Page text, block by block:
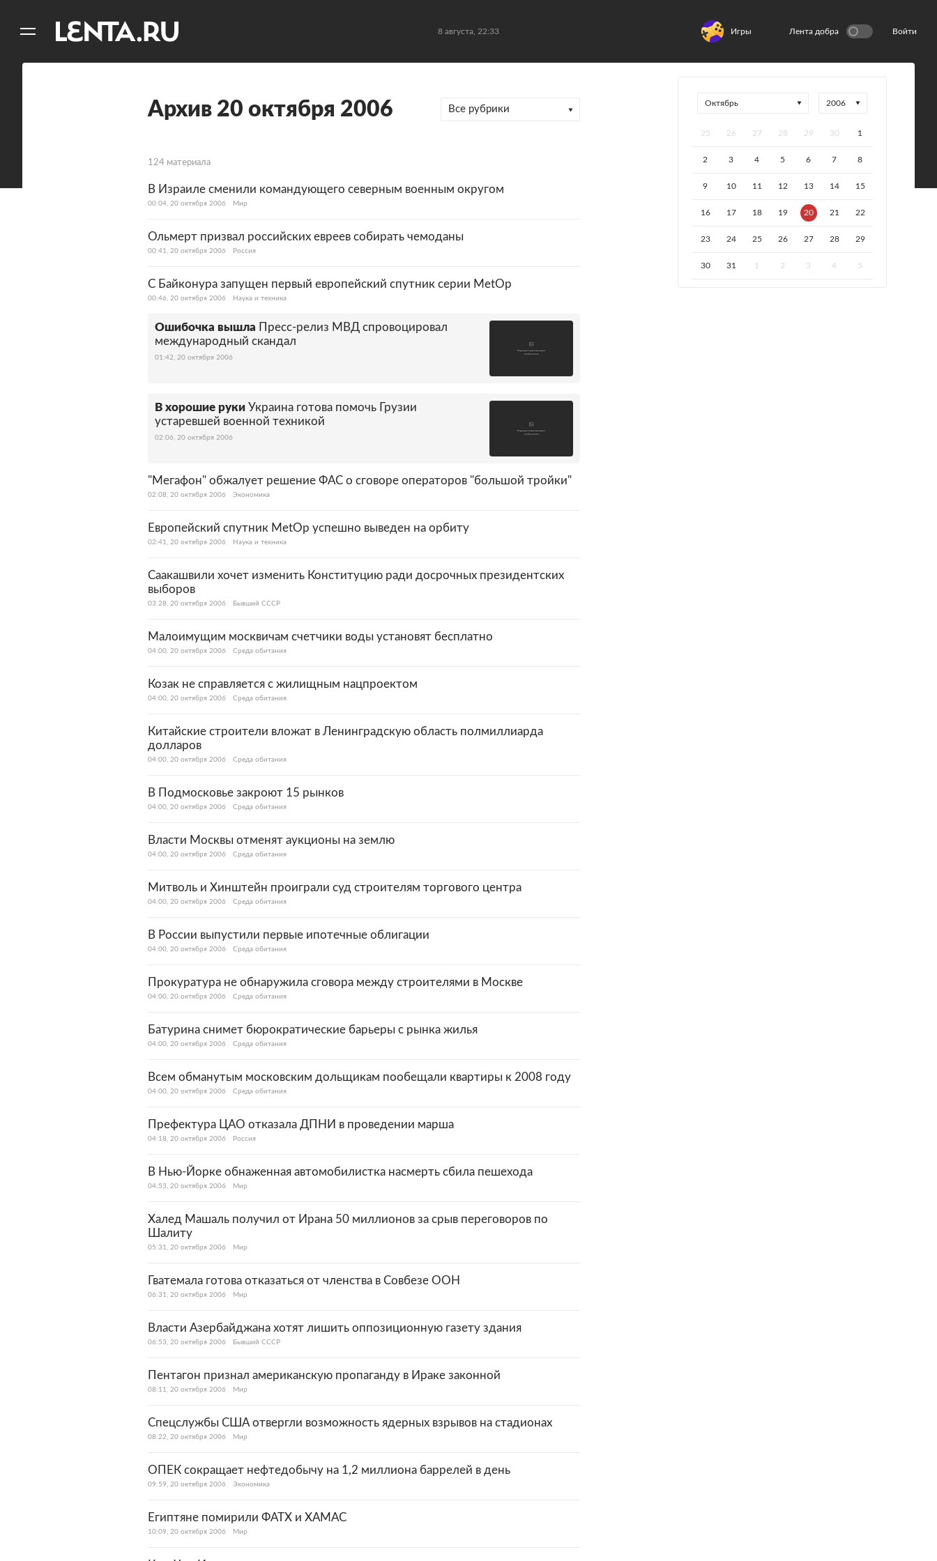
8 августа, 22:33 Игры Лента добра Войти
Архив 20 октября 2006 Все рубрики
124 материала
В Израиле сменили командующего северным военным округом
00:04, 20 октября 2006 Мир
Ольмерт призвал российских евреев собирать чемоданы
00:41, 20 октября 2006 Россия
С Байконура запущен первый европейский спутник серии MetOp
00:46, 20 октября 2006 Наука и техника
Ошибочка вышла Пресс-релиз МВД спровоцировал
международный скандал
01:42, 20 октября 2006
В хорошие руки Украина готова помочь Грузии
устаревшей военной техникой
02:06, 20 октября 2006
"Мегафон" обжалует решение ФАС о сговоре операторов "большой тройки"
02:08, 20 октября 2006 Экономика
Европейский спутник MetOp успешно выведен на орбиту
02:41, 20 октября 2006 Наука и техника
Саакашвили хочет изменить Конституцию ради досрочных президентских
выборов
03:28, 20 октября 2006 Бывший СССР
Малоимущим москвичам счетчики воды установят бесплатно
04:00, 20 октября 2006 Среда обитания
Козак не справляется с жилищным нацпроектом
04:00, 20 октября 2006 Среда обитания
Китайские строители вложат в Ленинградскую область полмиллиарда
долларов
04:00, 20 октября 2006 Среда обитания
В Подмосковье закроют 15 рынков
04:00, 20 октября 2006 Среда обитания
Власти Москвы отменят аукционы на землю
04:00, 20 октября 2006 Среда обитания
Митволь и Хинштейн проиграли суд строителям торгового центра
04:00, 20 октября 2006 Среда обитания
В России выпустили первые ипотечные облигации
04:00, 20 октября 2006 Среда обитания
Прокуратура не обнаружила сговора между строителями в Москве
04:00, 20 октября 2006 Среда обитания
Батурина снимет бюрократические барьеры с рынка жилья
04:00, 20 октября 2006 Среда обитания
Всем обманутым московским дольщикам пообещали квартиры к 2008 году
04:00, 20 октября 2006 Среда обитания
Префектура ЦАО отказала ДПНИ в проведении марша
04:18, 20 октября 2006 Россия
В Нью-Йорке обнаженная автомобилистка насмерть сбила пешехода
04:53, 20 октября 2006 Мир
Халед Машаль получил от Ирана 50 миллионов за срыв переговоров по
Шалиту
05:31, 20 октября 2006 Мир
Гватемала готова отказаться от членства в Совбезе ООН
06:31, 20 октября 2006 Мир
Власти Азербайджана хотят лишить оппозиционную газету здания
06:53, 20 октября 2006 Бывший СССР
Пентагон признал американскую пропаганду в Ираке законной
08:11, 20 октября 2006 Мир
Спецслужбы США отвергли возможность ядерных взрывов на стадионах
08:22, 20 октября 2006 Мир
ОПЕК сокращает нефтедобычу на 1,2 миллиона баррелей в день
09:59, 20 октября 2006 Экономика
Египтяне помирили ФАТХ и ХАМАС
10:09, 20 октября 2006 Мир
25 26 27 28 29 30 1
2 3 4 5 6 7 8
9 10 11 12 13 14 15
16 17 18 19 20 21 22
23 24 25 26 27 28 29
30 31 1 2 3 4 5